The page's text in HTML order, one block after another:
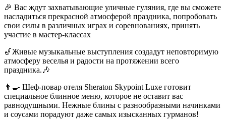
🎉 Вас ждут захватывающие уличные гуляния, где вы сможете
насладиться прекрасной атмосферой праздника, попробовать
свои силы в различных играх и соревнованиях, принять
участие в мастер-классах
🎷Живые музыкальные выступления создадут неповторимую
атмосферу веселья и радости на протяжении всего
праздника.🎶
👨‍🍳 Шеф-повар отеля Sheraton Skypoint Luxe готовит
специальное блинное меню, которое не оставит вас
равнодушными. Нежные блины с разнообразными начинками
и соусами порадуют даже самых изысканных гурманов!